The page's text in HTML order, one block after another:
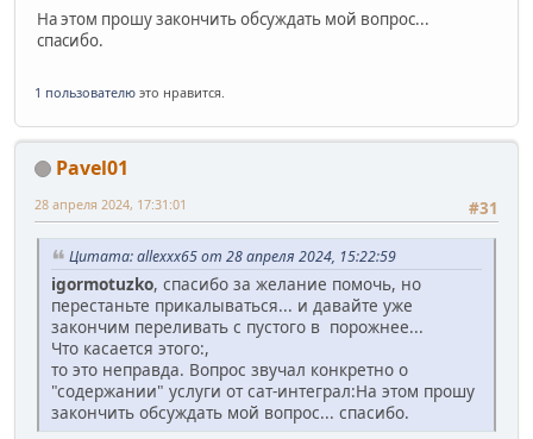
На этом прошу закончить обсуждать мой вопрос...
спасибо.
1 пользователю это нравится.
Pavel01
#31
28 апреля 2024, 17:31:01
Цитата: allexxx65 от 28 апреля 2024, 15:22:59
igormotuzko, спасибо за желание помочь, но
перестаньте прикалываться... и давайте уже
закончим переливать с пустого в порожнее...
Что касается этого:,
то это неправда. Вопрос звучал конкретно о
"содержании" услуги от сат-интеграл:На этом прошу
закончить обсуждать мой вопрос... спасибо.